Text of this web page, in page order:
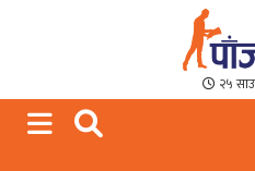
Paajalo
We are२५